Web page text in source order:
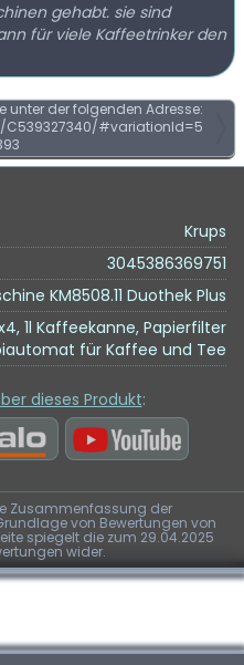
gehabt. sie sind
für viele Kaffeetrinker den
unter der folgenden Adresse:
C539327340/#variationId=5
Krups
3045386369751
KM8508.11 Duothek Plus
1l Kaffeekanne, Papierfilter
für Kaffee und Tee
dieses Produkt:
Zusammenfassung der
von Bewertungen von
spiegelt die zum 29.04.2025
wider.